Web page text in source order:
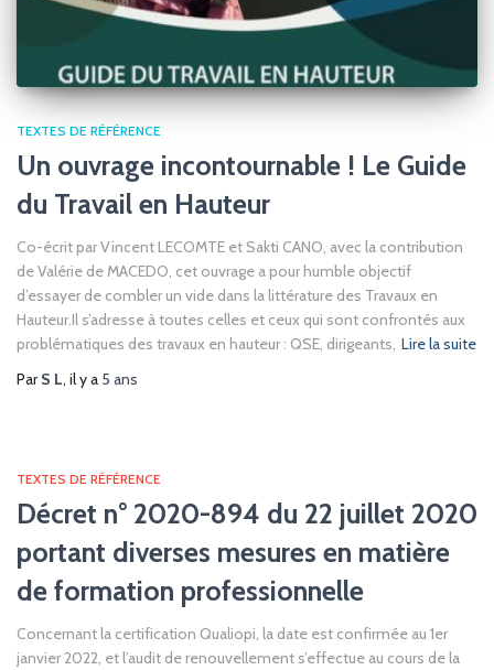
TEXTES DE RÉFÉRENCE
Un ouvrage incontournable ! Le Guide
du Travail en Hauteur
Co-écrit par Vincent LECOMTE et Sakti CANO, avec la contribution
de Valérie de MACEDO, cet ouvrage a pour humble objectif
d’essayer de combler un vide dans la littérature des Travaux en
Hauteur.Il s’adresse à toutes celles et ceux qui sont confrontés aux
problématiques des travaux en hauteur : QSE, dirigeants, Lire la suite
ParS L, il y a 5 ans
TEXTES DE RÉFÉRENCE
Décret n° 2020-894 du 22 juillet 2020
portant diverses mesures en matière
de formation professionnelle
Concernant la certification Qualiopi, la date est confirmée au 1er
janvier 2022, et l’audit de renouvellement s’effectue au cours de la